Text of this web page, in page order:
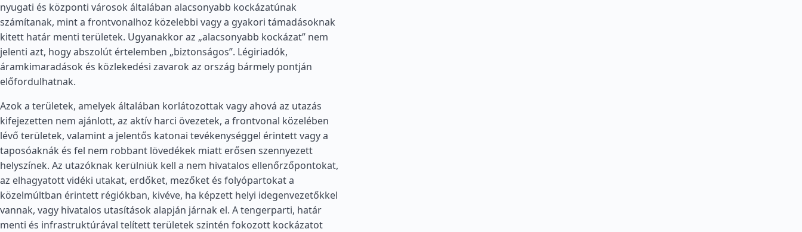
nyugati és központi városok általában alacsonyabb kockázatúnak
számítanak, mint a frontvonalhoz közelebbi vagy a gyakori támadásoknak
kitett határ menti területek. Ugyanakkor az „alacsonyabb kockázat” nem
jelenti azt, hogy abszolút értelemben „biztonságos”. Légiriadók,
áramkimaradások és közlekedési zavarok az ország bármely pontján
előfordulhatnak.
Azok a területek, amelyek általában korlátozottak vagy ahová az utazás
kifejezetten nem ajánlott, az aktív harci övezetek, a frontvonal közelében
lévő területek, valamint a jelentős katonai tevékenységgel érintett vagy a
taposóaknák és fel nem robbant lövedékek miatt erősen szennyezett
helyszínek. Az utazóknak kerülniük kell a nem hivatalos ellenőrzőpontokat,
az elhagyatott vidéki utakat, erdőket, mezőket és folyópartokat a
közelmúltban érintett régiókban, kivéve, ha képzett helyi idegenvezetőkkel
vannak, vagy hivatalos utasítások alapján járnak el. A tengerparti, határ
menti és infrastruktúrával telített területek szintén fokozott kockázatot